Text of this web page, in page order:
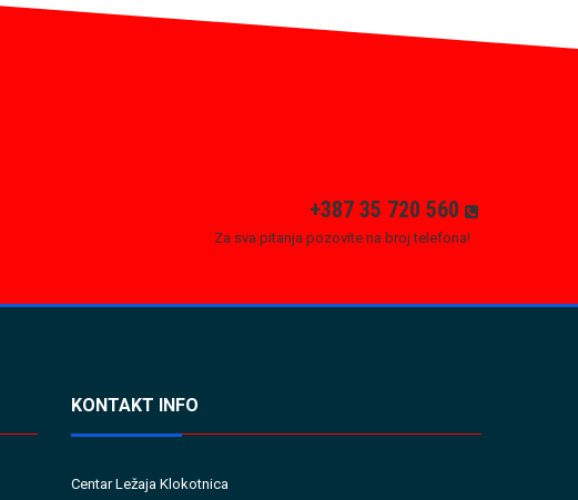
+387 35 720 560
Za sva pitanja pozovite na broj telefona!
KONTAKT INFO
Centar Ležaja Klokotnica